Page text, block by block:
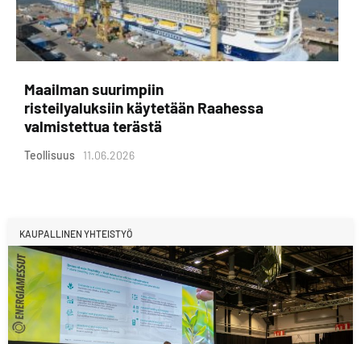
Maailman suurimpiin
risteilyaluksiin käytetään Raahessa
valmistettua terästä
Teollisuus 11.06.2026
KAUPALLINEN YHTEISTYÖ